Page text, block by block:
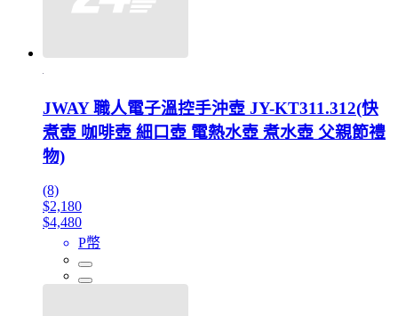
JWAY 職人電子溫控手沖壺 JY-KT311.312(快
煮壺 咖啡壺 細口壺 電熱水壺 煮水壺 父親節禮
物)
(8)
$2,180
$4,480
P幣